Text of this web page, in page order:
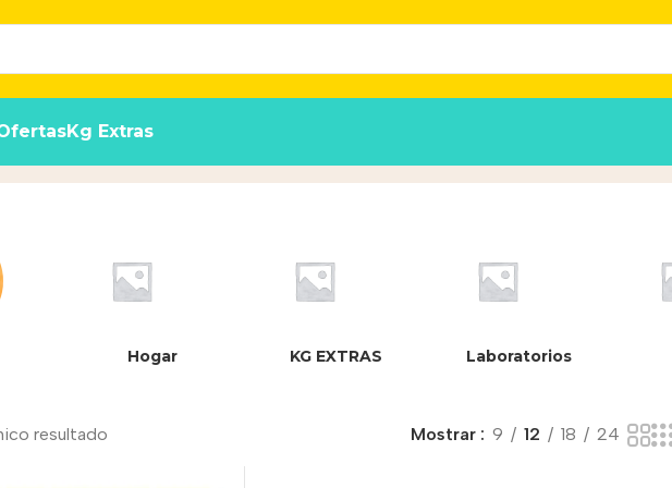
Kg Extras
Hogar KG EXTRAS Laboratorios
resultado Mostrar 9 12 18 24